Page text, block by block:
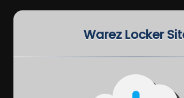
Warez Locker